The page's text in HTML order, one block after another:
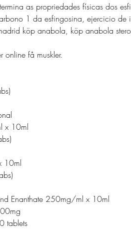
as propriedades físicas dos
1 da esfingosina, ejercicio de
köp anabola, köp anabola
online få muskler.
x 10ml
10ml
Enanthate 250mg/ml x 10ml
tablets